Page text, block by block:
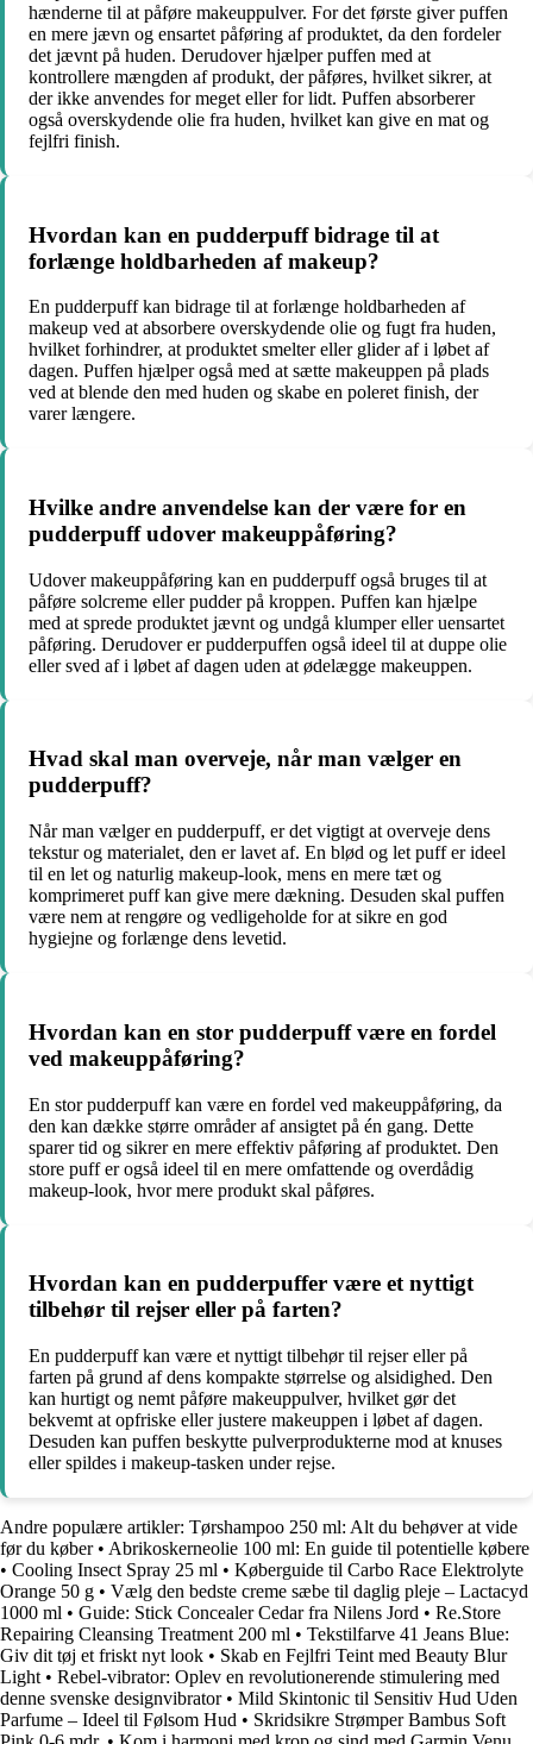
hænderne til at påføre makeuppulver. For det første giver puffen
en mere jævn og ensartet påføring af produktet, da den fordeler
det jævnt på huden. Derudover hjælper puffen med at
kontrollere mængden af produkt, der påføres, hvilket sikrer, at
der ikke anvendes for meget eller for lidt. Puffen absorberer
også overskydende olie fra huden, hvilket kan give en mat og
fejlfri finish.
Hvordan kan en pudderpuff bidrage til at
forlænge holdbarheden af ​​makeup?
En pudderpuff kan bidrage til at forlænge holdbarheden af ​​
makeup ved at absorbere overskydende olie og fugt fra huden,
hvilket forhindrer, at produktet smelter eller glider af i løbet af
dagen. Puffen hjælper også med at sætte makeuppen på plads
ved at blende den med huden og skabe en poleret finish, der
varer længere.
Hvilke andre anvendelse kan der være for en
pudderpuff udover makeuppåføring?
Udover makeuppåføring kan en pudderpuff også bruges til at
påføre solcreme eller pudder på kroppen. Puffen kan hjælpe
med at sprede produktet jævnt og undgå klumper eller uensartet
påføring. Derudover er pudderpuffen også ideel til at duppe olie
eller sved af i løbet af dagen uden at ødelægge makeuppen.
Hvad skal man overveje, når man vælger en
pudderpuff?
Når man vælger en pudderpuff, er det vigtigt at overveje dens
tekstur og materialet, den er lavet af. En blød og let puff er ideel
til en let og naturlig makeup-look, mens en mere tæt og
komprimeret puff kan give mere dækning. Desuden skal puffen
være nem at rengøre og vedligeholde for at sikre en god
hygiejne og forlænge dens levetid.
Hvordan kan en stor pudderpuff være en fordel
ved makeuppåføring?
En stor pudderpuff kan være en fordel ved makeuppåføring, da
den kan dække større områder af ansigtet på én gang. Dette
sparer tid og sikrer en mere effektiv påføring af produktet. Den
store puff er også ideel til en mere omfattende og overdådig
makeup-look, hvor mere produkt skal påføres.
Hvordan kan en pudderpuffer være et nyttigt
tilbehør til rejser eller på farten?
En pudderpuff kan være et nyttigt tilbehør til rejser eller på
farten på grund af dens kompakte størrelse og alsidighed. Den
kan hurtigt og nemt påføre makeuppulver, hvilket gør det
bekvemt at opfriske eller justere makeuppen i løbet af dagen.
Desuden kan puffen beskytte pulverprodukterne mod at knuses
eller spildes i makeup-tasken under rejse.
Andre populære artikler: Tørshampoo 250 ml: Alt du behøver at vide
før du køber• Abrikoskerneolie 100 ml: En guide til potentielle købere
• Cooling Insect Spray 25 ml • Køberguide til Carbo Race Elektrolyte
Orange 50 g • Vælg den bedste creme sæbe til daglig pleje – Lactacyd
1000 ml • Guide: Stick Concealer Cedar fra Nilens Jord • Re.Store
Repairing Cleansing Treatment 200 ml • Tekstilfarve 41 Jeans Blue:
Giv dit tøj et friskt nyt look • Skab en Fejlfri Teint med Beauty Blur
Light • Rebel-vibrator: Oplev en revolutionerende stimulering med
denne svenske designvibrator• Mild Skintonic til Sensitiv Hud Uden
Parfume – Ideel til Følsom Hud • Skridsikre Strømper Bambus Soft